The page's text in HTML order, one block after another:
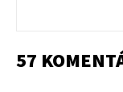
57